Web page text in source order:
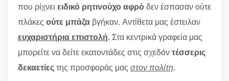
που ρίχνει ειδικό ρητινούχο αφρόδεν έσπασαν ούτε
πλάκες ούτε μπάζα βγήκαν. Αντίθετα μας έστειλαν
ευχαριστήρια επιστολή. Στα κεντρικά γραφεία μας
μπορείτε να δείτε εκατοντάδες στις σχεδόντέσσερις
δεκαετίεςτης προσφοράς μας στον πολίτη.